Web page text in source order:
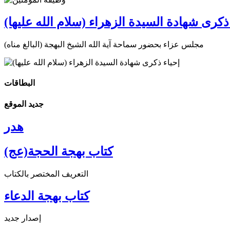
ذكرى شهادة السيدة الزهراء (سلام الله عليها)
مجلس عزاء بحضور سماحة آية الله الشيخ البهجة (البالغ مناه)
البطاقات
جديد الموقع
هدر
كتاب بهجة الحجة(عج)
التعريف المختصر بالكتاب
كتاب بهجة الدعاء
إصدار جديد